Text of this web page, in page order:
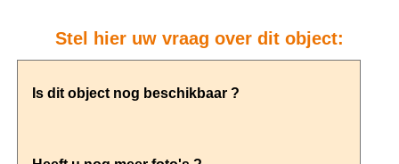
Stel hier uw vraag over dit object: